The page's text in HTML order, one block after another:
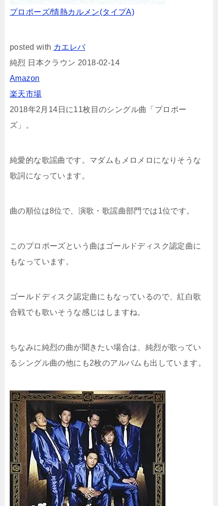
プロポーズ/情熱カルメン(タイプA)
posted with カエレバ
純烈 日本クラウン 2018-02-14
Amazon
楽天市場
2018年2月14日に11枚目のシングル曲「プロポー
ズ」。
純愛的な歌謡曲です。マダムもメロメロになりそうな
歌詞になっています。
曲の順位は8位で、演歌・歌謡曲部門では1位です。
このプロポーズという曲はゴールドディスク認定曲に
もなっています。
ゴールドディスク認定曲にもなっているので、紅白歌
合戦でも歌いそうな感じはしますね。
ちなみに純烈の曲が聞きたい場合は、純烈が歌ってい
るシングル曲の他にも2枚のアルバムも出しています。